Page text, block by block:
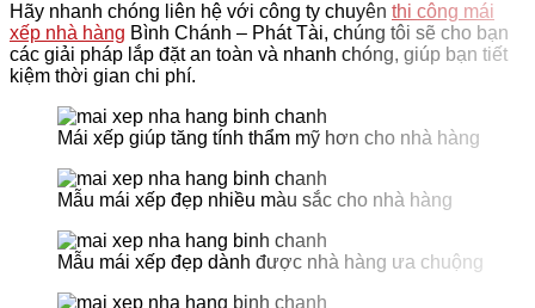
Hãy nhanh chóng liên hệ với công ty chuyên thi công mái
xếp nhà hàng Bình Chánh – Phát Tài, chúng tôi sẽ cho bạn
các giải pháp lắp đặt an toàn và nhanh chóng, giúp bạn tiết
kiệm thời gian chi phí.
Mái xếp giúp tăng tính thẩm mỹ hơn cho nhà hàng
Mẫu mái xếp đẹp nhiều màu sắc cho nhà hàng
Mẫu mái xếp đẹp dành được nhà hàng ưa chuộng